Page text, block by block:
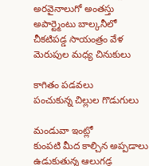
అరవైనాలుగో అంతస్తు
అపార్ట్మెంటు బాల్కనీలో
చీకటిపడ్డ సాయంత్రం వేళ
మెరుపుల మధ్య చినుకులు
కాగితం పడవలు
పంచుకున్న చిల్లుల గొడుగులు
మండువా ఇంట్లో
కుంపటి మీద కాల్చిన అప్పడాలు
ఉడుకుతున్న ఆలుగడ్డ